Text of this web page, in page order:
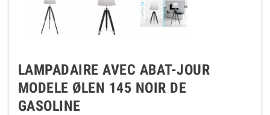
LAMPADAIRE AVEC ABAT-JOUR
MODELE ØLEN 145 NOIR DE
GASOLINE